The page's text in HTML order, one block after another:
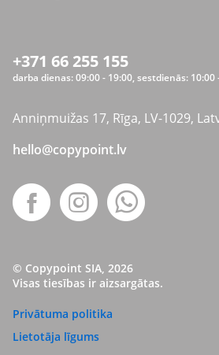
+371 66 255 155
darba dienas: 09:00 - 19:00, sestdienās:
Anniņmuižas 17, Rīga, LV-1029,
hello@copypoint.lv
© Copypoint SIA, 2026
Visas tiesības ir aizsargātas.
Privātuma politika
Lietotāja līgums